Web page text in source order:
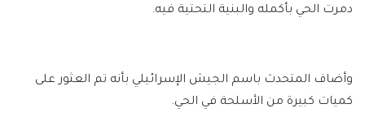
دمرت الحي بأكمله والبنية التحتية فيه.
وأضاف المتحدث باسم الجيش الإسرائيلي بأنه تم العثور على
كميات كبيرة من الأسلحة في الحي.